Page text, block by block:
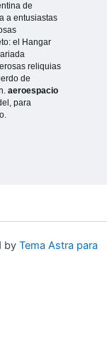
de
a entusiastas
el Hangar
reliquias
de
aeroespacio
para
by Tema Astra para